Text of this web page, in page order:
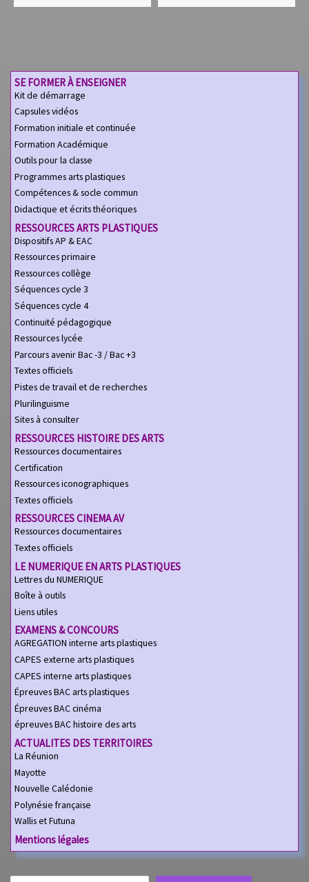
SE FORMER À ENSEIGNER
Kit de démarrage
Capsules vidéos
Formation initiale et continuée
Formation Académique
Outils pour la classe
Programmes arts plastiques
Compétences & socle commun
Didactique et écrits théoriques
RESSOURCES ARTS PLASTIQUES
Dispositifs AP & EAC
Ressources primaire
Ressources collège
Séquences cycle 3
Séquences cycle 4
Continuité pédagogique
Ressources lycée
Parcours avenir Bac -3 / Bac +3
Textes officiels
Pistes de travail et de recherches
Plurilinguisme
Sites à consulter
RESSOURCES HISTOIRE DES ARTS
Ressources documentaires
Certification
Ressources iconographiques
Textes officiels
RESSOURCES CINEMA AV
Ressources documentaires
Textes officiels
LE NUMERIQUE EN ARTS PLASTIQUES
Lettres du NUMERIQUE
Boîte à outils
Liens utiles
EXAMENS & CONCOURS
AGREGATION interne arts plastiques
CAPES externe arts plastiques
CAPES interne arts plastiques
Épreuves BAC arts plastiques
Épreuves BAC cinéma
épreuves BAC histoire des arts
ACTUALITES DES TERRITOIRES
La Réunion
Mayotte
Nouvelle Calédonie
Polynésie française
Wallis et Futuna
Mentions légales